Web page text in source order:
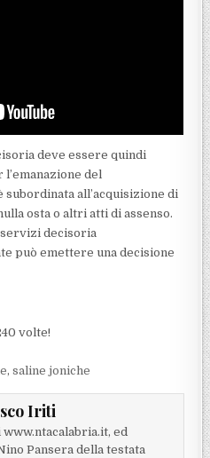
deve essere quindi
del
all’acquisizione di
osta o altri atti di assenso.
decisoria
può emettere una decisione
volte!
,saline joniche
Iriti
ed
Pansera della testata